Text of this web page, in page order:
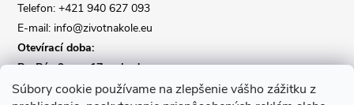
Súbory cookie používame na zlepšenie vášho zážitku z
Telefon: +421 940 627 093
E-mail: info@zivotnakole.eu
Otevírací doba:
Po-Pá : 9,oo - 17,oo hod
So : 9,oo - 12,oo | Ne : Zavřeno